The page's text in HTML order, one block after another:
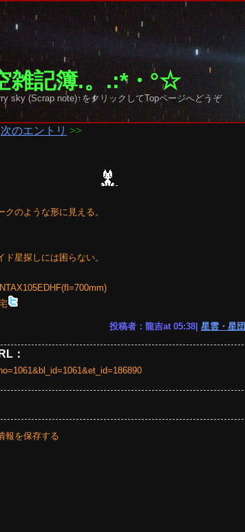
雑記簿.。.:*・°☆
sky (Scrap note)↑をクリックしてTopページへどうぞ
次のエントリ >>
のような形に見える。
星探しには困らない。
投稿者：龍吉at 05:38| 星雲・星団
：
報を保存する